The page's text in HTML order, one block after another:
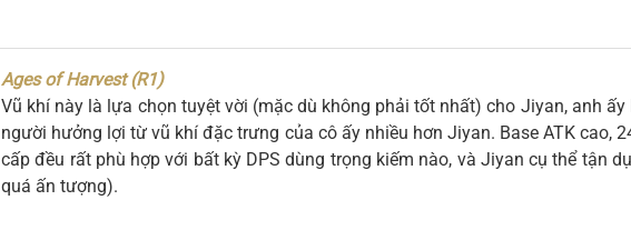
Ages of Harvest (R1)
Vũ khí này là lựa chọn tuyệt vời (mặc dù không phải tốt nhất) cho Jiyan, anh
người hưởng lợi từ vũ khí đặc trưng của cô ấy nhiều hơn Jiyan. Base ATK cao,
cấp đều rất phù hợp với bất kỳ DPS dùng trọng kiếm nào, và Jiyan cụ thể tận
quá ấn tượng).